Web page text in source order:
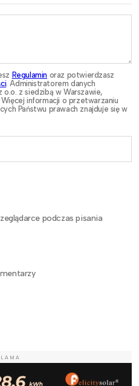
Regulamin oraz potwierdzasz
. Administratorem danych
z siedzibą w Warszawie,
informacji o przetwarzaniu
Państwu prawach znajduje się w
podczas pisania